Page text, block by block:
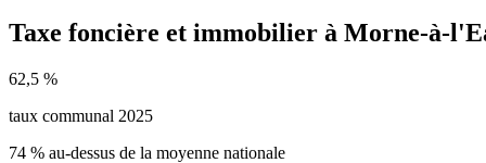
Taxe foncière et immobilier à Morne-à-
62,5 %
taux communal 2025
74 % au-dessus de la moyenne nationale